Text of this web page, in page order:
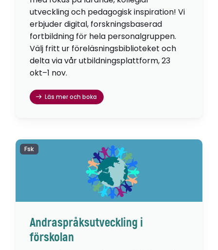
utveckling och pedagogisk inspiration! Vi
erbjuder digital, forskningsbaserad
fortbildning för hela personalgruppen.
Välj fritt ur föreläsningsbiblioteket och
delta via vår utbildningsplattform, 23
okt–1 nov.
Läs mer och boka
Andraspråksutveckling i
förskolan
Fsk